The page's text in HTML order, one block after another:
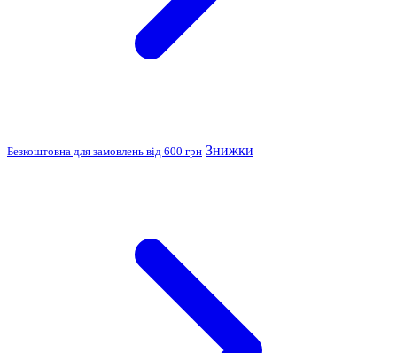
Безкоштовна для замовлень від 600 грн Знижки